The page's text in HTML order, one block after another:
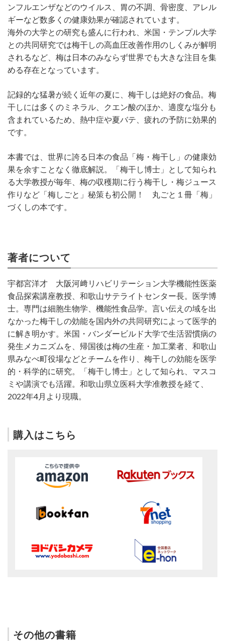
ンフルエンザなどのウイルス、胃の不調、骨密度、アレル
ギーなど数多くの健康効果が確認されています。
海外の大学との研究も盛んに行われ、米国・テンプル大学
との共同研究では梅干しの高血圧改善作用のしくみが解明
されるなど、梅は日本のみならず世界でも大きな注目を集
める存在となっています。
記録的な猛暑が続く近年の夏に、梅干しは絶好の食品。梅
干しには多くのミネラル、クエン酸のほか、適度な塩分も
含まれているため、熱中症や夏バテ、疲れの予防に効果的
です。
本書では、世界に誇る日本の食品「梅・梅干し」の健康効
果を余すことなく徹底解説。「梅干し博士」として知られ
る大学教授が毎年、梅の収穫期に行う梅干し・梅ジュース
作りなど「梅しごと」秘策も初公開！ 丸ごと１冊「梅」
づくしの本です。
著者について
宇都宮洋才 大阪河﨑リハビリテーション大学機能性医薬
食品探索講座教授、和歌山サテライトセンター長。医学博
士。専門は細胞生物学、機能性食品学。言い伝えの域を出
なかった梅干しの効能を国内外の共同研究によって医学的
に解き明かす。米国・バンダービルド大学で生活習慣病の
発生メカニズムを、帰国後は梅の生産・加工業者、和歌山
県みなべ町役場などとチームを作り、梅干しの効能を医学
的・科学的に研究。「梅干し博士」として知られ、マスコ
ミや講演でも活躍。和歌山県立医科大学准教授を経て、
2022年4月より現職。
購入はこちら
その他の書籍